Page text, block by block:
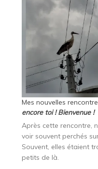
Mes nouvelles
encore toi ! Bienvenue !
Après cette rencontre,
voir souvent perchés
Souvent, elles étaient
petits de là.